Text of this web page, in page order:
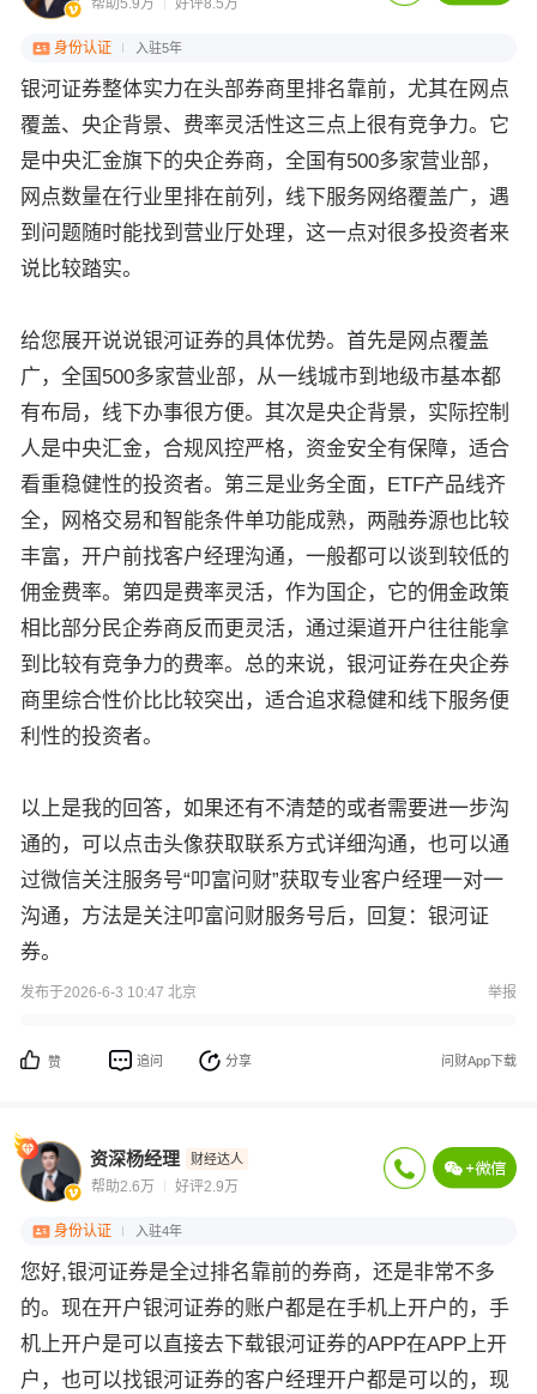
帮助5.9万 好评8.5万
身份认证 入驻5年
银河证券整体实力在头部券商里排名靠前，尤其在网点
覆盖、央企背景、费率灵活性这三点上很有竞争力。它
是中央汇金旗下的央企券商，全国有500多家营业部，
网点数量在行业里排在前列，线下服务网络覆盖广，遇
到问题随时能找到营业厅处理，这一点对很多投资者来
说比较踏实。
给您展开说说银河证券的具体优势。首先是网点覆盖
广，全国500多家营业部，从一线城市到地级市基本都
有布局，线下办事很方便。其次是央企背景，实际控制
人是中央汇金，合规风控严格，资金安全有保障，适合
看重稳健性的投资者。第三是业务全面，ETF产品线齐
全，网格交易和智能条件单功能成熟，两融券源也比较
丰富，开户前找客户经理沟通，一般都可以谈到较低的
佣金费率。第四是费率灵活，作为国企，它的佣金政策
相比部分民企券商反而更灵活，通过渠道开户往往能拿
到比较有竞争力的费率。总的来说，银河证券在央企券
商里综合性价比比较突出，适合追求稳健和线下服务便
利性的投资者。
以上是我的回答，如果还有不清楚的或者需要进一步沟
通的，可以点击头像获取联系方式详细沟通，也可以通
过微信关注服务号“叩富问财”获取专业客户经理一对一
沟通，方法是关注叩富问财服务号后，回复：银河证
券。
发布于2026-6-3 10:47 北京 举报
赞 追问 分享 问财App下载
资深杨经理 财经达人
帮助2.6万 好评2.9万
身份认证 入驻4年
您好,银河证券是全过排名靠前的券商，还是非常不多
的。现在开户银河证券的账户都是在手机上开户的，手
机上开户是可以直接去下载银河证券的APP在APP上开
户，也可以找银河证券的客户经理开户都是可以的，现